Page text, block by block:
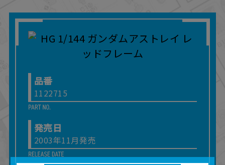
品番
1122715
発売日
2003年11月発売